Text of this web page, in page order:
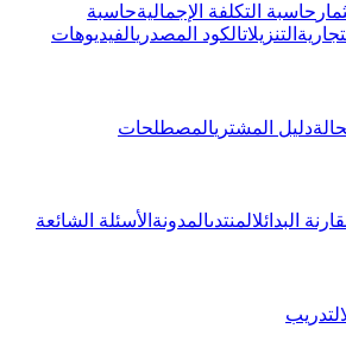
حاسبة التكلفة الإجماليةحاسبة
التنزيلاتالكود المصدريالفيديوهات
دليل المشتريالمصطلحات
البدائلالمنتدىالمدونة الأسئلة الشائعة
التدريب